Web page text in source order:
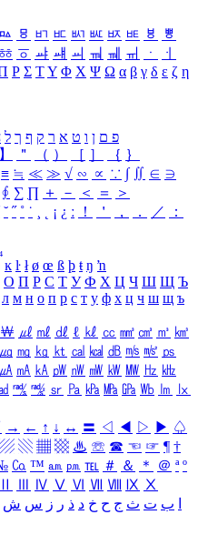
ㅰ ㅱ ㅲ ㅳ ㅴ ㅵ ㅶ ㅷ ㅸ
ㅹ
ㆅ ㆆ ㆇ ㆈ ㆉ ㆊ ㆋ ㆌ ㆍ
ㆎ
Ρ Σ ΤΥ Φ Χ Ψ Ω α β γ δ ε ζ η
פ ם ן ו ט א ר ק ף ך ל
】 ＂ （ ） ［ ］ ｛ ｝
≡ ≒ ≪ ≫ √ ∽ ∝ ∵ ∫ ∬ ∈ ∋
∮ ∑ ∏ ＋ － ＜ ＝
＞
˘ ˝ ˚ ˙ ¸ ¡ ¿ ː ！ ＇ ， ． ／
：
₄
ĸ ŀ ł ø œ ß þ ŧ ŋ ŉ
О П Р С Т У Ф Х Ц Ч Ш Щ Ъ
л м н о п р с т у ф х ц ч ш щ ъ
￦ ㎕ ㎖ ㎗ ℓ ㎘ ㏄ ㎣ ㎤ ㎥ ㎦
㎍ ㎎ ㎏ ㏏ ㎈ ㎉ ㏈ ㎧ ㎨ ㎰
㎂ ㎃ ㎄ ㎺ ㎻ ㎽ ㎾ ㎿ ㎐ ㎑
㎮ ㎯ ㏛ ㎩ ㎪ ㎫ ㎬ ㏝ ㏐
㏓
→ ← ↑ ↓ ↔ 〓 ◁ ◀ ▷ ▶ ♤
▨ ▧ ▦ ▩ ♨ ☏ ☎ ☜ ☞ ¶ †
㏇ ™ ㏂ ㏘ ℡ ＃ ＆ ＊ ＠ ª º
Ⅳ Ⅴ Ⅵ Ⅶ Ⅷ Ⅸ Ⅹ
ب ت ث ج ح خ د ذ ر ز س ش